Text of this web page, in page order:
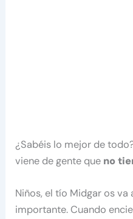
¿Sabéis lo mejor de
viene de gente que no
Niños, el tío Midgar os va
importante. Cuando